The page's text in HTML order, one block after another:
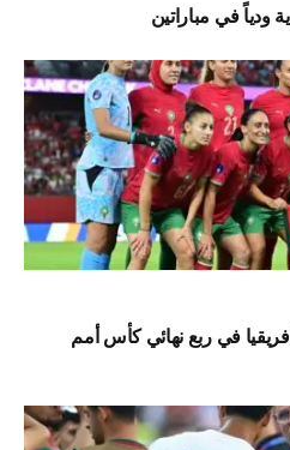
ودياً في مباراتين
في ربع نهائي كأس أمم